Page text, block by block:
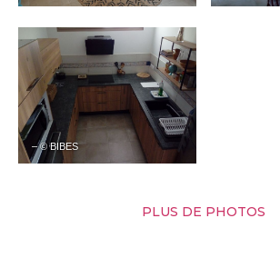
– © BIBES
PLUS DE PHOTOS